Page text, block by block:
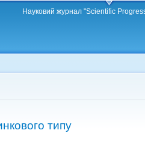
Науковий журнал "Scientific
типу